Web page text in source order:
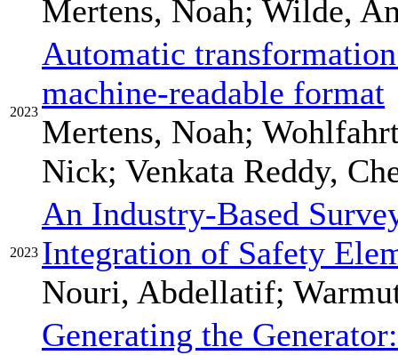
Mertens, Noah; Wilde,
2023
Automatic
machine-readable format
Mertens, Noah;
Nick; Venkata Reddy,
2023
An Industry-Based
Integration of Safety
Nouri, Abdellatif;
Generating the